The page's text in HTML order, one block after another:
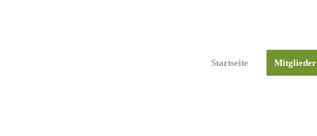
Startseite Mitglieder